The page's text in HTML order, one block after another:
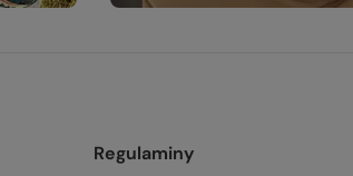
Regulaminy